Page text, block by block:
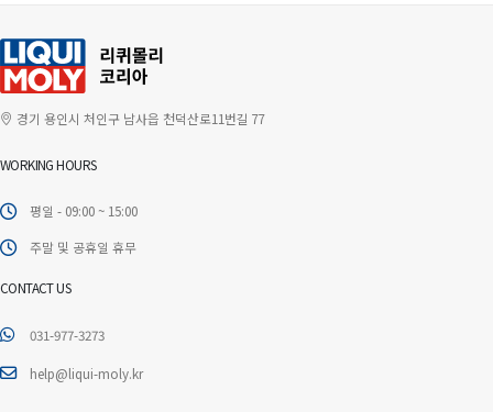
경기 용인시 처인구 남사읍 천덕산로11번길 77
WORKING HOURS
평일 - 09:00 ~ 15:00
주말 및 공휴일 휴무
CONTACT US
031-977-3273
help@liqui-moly.kr